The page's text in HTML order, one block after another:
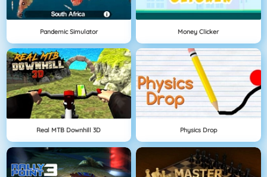
Pandemic Simulator Money Clicker
Real MTB Downhill 3D Physics Drop